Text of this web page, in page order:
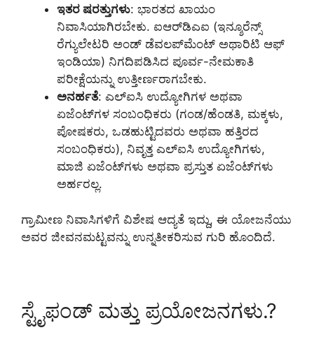
ಇತರ ಷರತ್ತುಗಳು: ಭಾರತದ ಖಾಯಂ
ನಿವಾಸಿಯಾಗಿರಬೇಕು. ಐಆರ್‌ಡಿಎಐ (ಇನ್ಶೂರೆನ್ಸ್
ರೆಗ್ಯುಲೇಟರಿ ಅಂಡ್ ಡೆವಲಪ್‌ಮೆಂಟ್ ಅಥಾರಿಟಿ ಆಫ್
ಇಂಡಿಯಾ) ನಿಗದಿಪಡಿಸಿದ ಪೂರ್ವ-ನೇಮಕಾತಿ
ಪರೀಕ್ಷೆಯನ್ನು ಉತ್ತೀರ್ಣರಾಗಬೇಕು.
ಅನರ್ಹತೆ: ಎಲ್‌ಐಸಿ ಉದ್ಯೋಗಿಗಳ ಅಥವಾ
ಏಜೆಂಟ್‌ಗಳ ಸಂಬಂಧಿಕರು (ಗಂಡ/ಹೆಂಡತಿ, ಮಕ್ಕಳು,
ಪೋಷಕರು, ಒಡಹುಟ್ಟಿದವರು ಅಥವಾ ಹತ್ತಿರದ
ಸಂಬಂಧಿಕರು), ನಿವೃತ್ತ ಎಲ್‌ಐಸಿ ಉದ್ಯೋಗಿಗಳು,
ಮಾಜಿ ಏಜೆಂಟ್‌ಗಳು ಅಥವಾ ಪ್ರಸ್ತುತ ಏಜೆಂಟ್‌ಗಳು
ಅರ್ಹರಲ್ಲ.
ಗ್ರಾಮೀಣ ನಿವಾಸಿಗಳಿಗೆ ವಿಶೇಷ ಆದ್ಯತೆ ಇದ್ದು, ಈ ಯೋಜನೆಯು
ಅವರ ಜೀವನಮಟ್ಟವನ್ನು ಉನ್ನತೀಕರಿಸುವ ಗುರಿ ಹೊಂದಿದೆ.
ಸ್ಟೈಫಂಡ್ ಮತ್ತು ಪ್ರಯೋಜನಗಳು.?